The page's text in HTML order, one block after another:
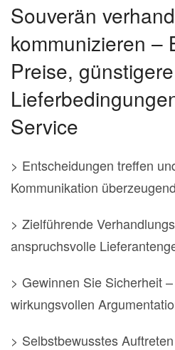
Souverän
kommunizieren –
Preise, günstigere
Service
> Entscheidungen treffen
Kommunikation
> Zielführende
anspruchsvolle
> Gewinnen Sie Sicherheit
wirkungsvollen
> Selbstbewusstes